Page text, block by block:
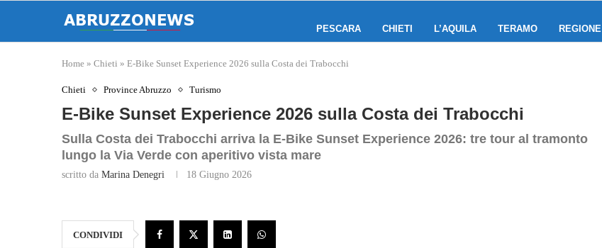
PESCARA CHIETI L’AQUILA TERAMO REGIONE
Home » Chieti » E‑Bike Sunset Experience 2026 sulla Costa dei Trabocchi
Chieti Province Abruzzo Turismo
E‑Bike Sunset Experience 2026 sulla Costa dei Trabocchi
Sulla Costa dei Trabocchi arriva la E‑Bike Sunset Experience 2026: tre tour al tramonto
lungo la Via Verde con aperitivo vista mare
scritto da Marina Denegri 18 Giugno 2026
CONDIVIDI